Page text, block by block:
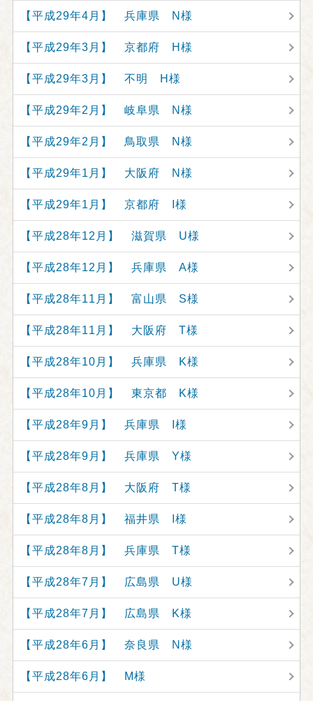
【平成29年4月】 兵庫県 N様
【平成29年3月】 京都府 H様
【平成29年3月】 不明 H様
【平成29年2月】 岐阜県 N様
【平成29年2月】 鳥取県 N様
【平成29年1月】 大阪府 N様
【平成29年1月】 京都府 I様
【平成28年12月】 滋賀県 U様
【平成28年12月】 兵庫県 A様
【平成28年11月】 富山県 S様
【平成28年11月】 大阪府 T様
【平成28年10月】 兵庫県 K様
【平成28年10月】 東京都 K様
【平成28年9月】 兵庫県 I様
【平成28年9月】 兵庫県 Y様
【平成28年8月】 大阪府 T様
【平成28年8月】 福井県 I様
【平成28年8月】 兵庫県 T様
【平成28年7月】 広島県 U様
【平成28年7月】 広島県 K様
【平成28年6月】 奈良県 N様
【平成28年6月】 M様